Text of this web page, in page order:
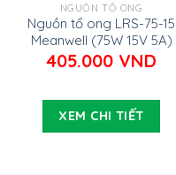
NGUỒN TỔ ONG
Nguồn tổ ong LRS-75-15
Meanwell (75W 15V 5A)
405.000 VND
XEM CHI TIẾT